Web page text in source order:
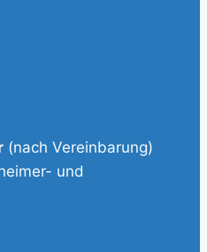
(nach Vereinbarung)
und